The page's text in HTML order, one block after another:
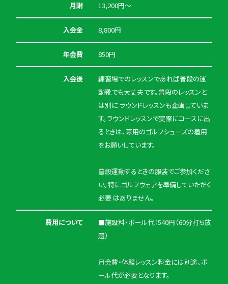
月謝 13,200円〜
入会金 8,800円
年会費 850円
入会後
練習場でのレッスンであれば普段の運
動靴でも大丈夫です。普段のレッスンと
は別に ラウンドレッスンも企画していま
す。ラウンドレッスンで実際にコースに出
るときは、専用のゴルフシューズの着用
をお願いしています。
普段運動するときの服装でご参加くださ
い。特にゴルフウェアを準備していただく
必要 はありません。
費用について
■施設料・ボール代：540円（60分打ち放
題）
月会費・体験レッスン料金には別途、ボ
ール代が必要となります。